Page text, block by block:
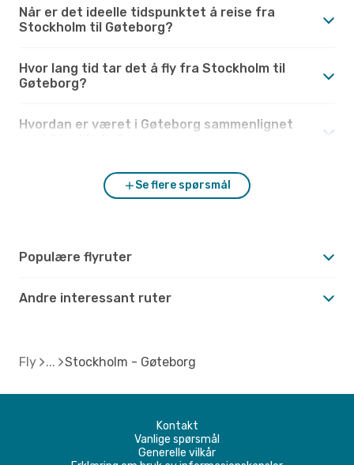
Når er det ideelle tidspunktet å reise fra
Stockholm til Gøteborg?
Hvor lang tid tar det å fly fra Stockholm til
Gøteborg?
Hvordan er været i Gøteborg sammenlignet
Se flere spørsmål
Populære flyruter
Andre interessant ruter
Fly Stockholm - Gøteborg
Kontakt
Vanlige spørsmål
Generelle vilkår